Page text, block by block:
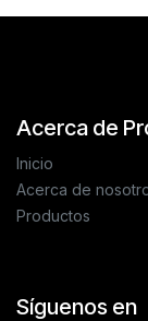
Acerca de
Inicio
Acerca de
Productos
Síguenos en